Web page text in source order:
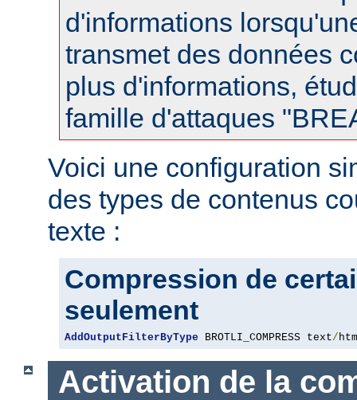
d'informations
transmet des données
plus d'informations,
famille d'attaques
Voici une configuration
des types de contenus
texte :
Compression de
seulement
AddOutputFilterByType BROTLI_COMPRESS text/
Activation de la